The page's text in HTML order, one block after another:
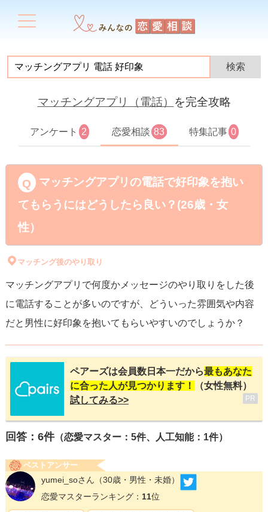
マッチングアプリ（電話） を完全攻略
アンケート 2 恋愛相談 83 特集記事 0
マッチングアプリの電話で好印象を抱い
てもらうにはどうしたら良い？(26歳・女
性）
マッチング後のやり取り
マッチングアプリで何度かメッセージのやり取りをした後
に電話することが多いのですが、どういった雰囲気や内容
だと男性に好印象を抱いてもらいやすいのでしょうか？
ペアーズは会員数日本一だから最もあなた
に合った人が見つかります！
（女性無料）
試してみる>>
PR
回答： 6件（恋愛マスター：5件、人工知能：1件）
ベストアンサー
yumei_soさん （30歳・男性・未婚）
恋愛マスターランキング： 11位